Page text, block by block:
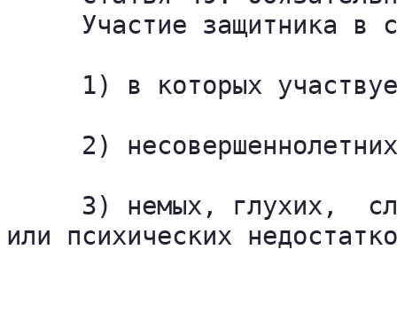
Участие защитника в
1) в которых
2)
3) немых, глухих,
или психических